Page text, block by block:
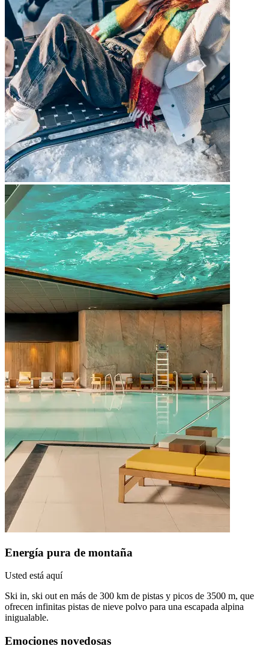
Energía pura de montaña
Usted está aquí
Ski in, ski out en más de 300 km de pistas y picos de 3500 m, que
ofrecen infinitas pistas de nieve polvo para una escapada alpina
inigualable.
Emociones novedosas